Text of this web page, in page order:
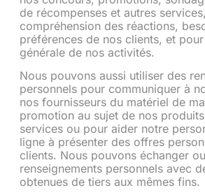
de récompenses et autres
compréhension des réactions,
préférences de nos clients, et
générale de nos activités.
Nous pouvons aussi utiliser des
personnels pour communiquer à
nos fournisseurs du matériel de
promotion au sujet de nos
services ou pour aider notre
ligne à présenter des offres
clients. Nous pouvons échanger
renseignements personnels avec
obtenues de tiers aux mêmes fins.